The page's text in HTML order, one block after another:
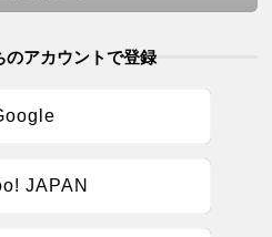
のアカウントで登録
JAPAN